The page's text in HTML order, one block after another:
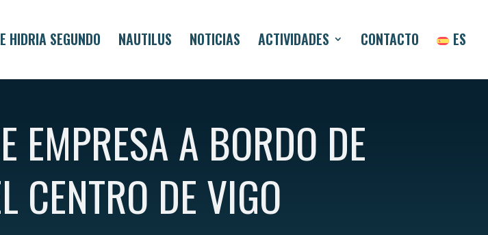
HIDRIA SEGUNDO NAUTILUS NOTICIAS ACTIVIDADES CONTACTO ES
EMPRESA A BORDO DE
CENTRO DE VIGO